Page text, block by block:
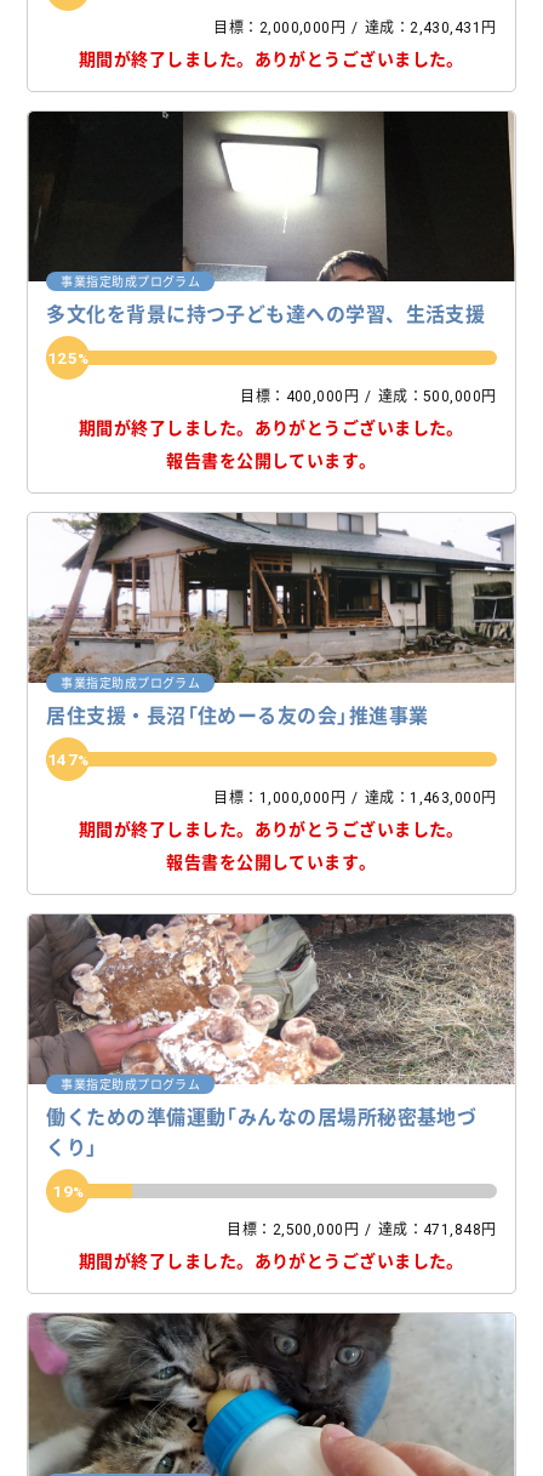
目標：2,000,000円 達成：2,430,431円
期間が終了しました。 ありがとうございました。
事業指定助成プログラム
多文化を背景に持つ子ども達への学習、生活支援
125
目標：400,000円 達成：500,000円
期間が終了しました。 ありがとうございました。
報告書を公開しています。
事業指定助成プログラム
居住支援・長沼「住めーる友の会」推進事業
147
目標：1,000,000円 達成：1,463,000円
期間が終了しました。 ありがとうございました。
報告書を公開しています。
事業指定助成プログラム
働くための準備運動「みんなの居場所秘密基地づ
くり」
19
目標：2,500,000円 達成：471,848円
期間が終了しました。 ありがとうございました。